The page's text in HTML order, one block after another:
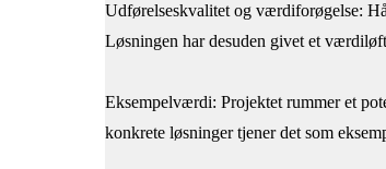
Udførelseskvalitet og værdiforøgelse:
Løsningen har desuden givet et
Eksempelværdi: Projektet rummer et
konkrete løsninger tjener det som